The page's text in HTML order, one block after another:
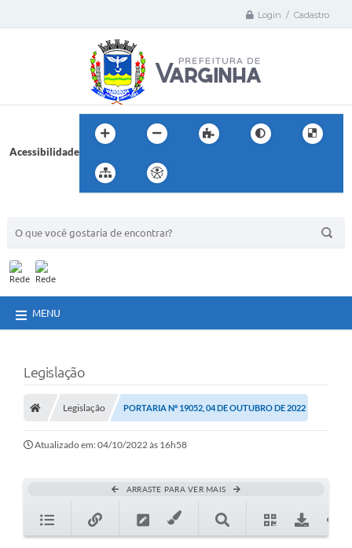
Login / Cadastro
Acessibilidade
MENU
Legislação
Legislação PORTARIA Nº 19052, 04 DE OUTUBRO DE 2022
Atualizado em: 04/10/2022 às 16h58
ARRASTE PARA VER MAIS